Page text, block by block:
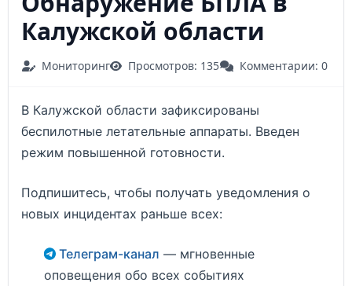
Калужской области
Мониторинг Просмотров: 135 Комментарии: 0
В Калужской области зафиксированы
беспилотные летательные аппараты. Введен
режим повышенной готовности.
Подпишитесь, чтобы получать уведомления о
новых инцидентах раньше всех:
Телеграм-канал — мгновенные
оповещения обо всех событиях